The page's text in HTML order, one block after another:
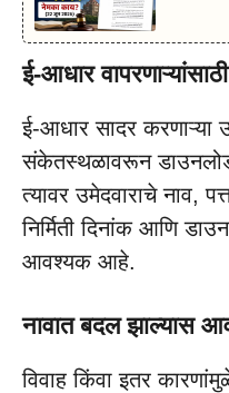
ई-आधार
ई-आधार सादर करणाऱ्या
संकेतस्थळावरून
त्यावर उमेदवाराचे नाव,
निर्मिती दिनांक आणि
आवश्यक आहे.
नावात बदल झाल्यास
विवाह किंवा इतर